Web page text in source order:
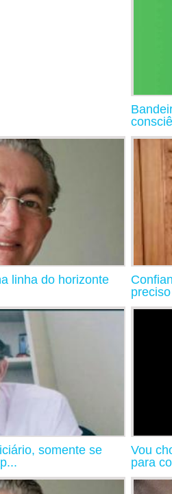
linha do horizonte
somente se
Vou
para